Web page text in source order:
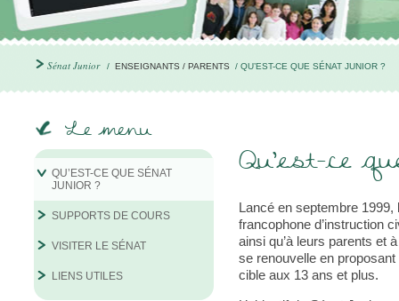
Sénat Junior / ENSEIGNANTS / PARENTS / QU’EST-CE QUE SÉNAT JUNIOR ?
Le menu
QU’EST-CE QUE SÉNAT
JUNIOR ?
SUPPORTS DE COURS
VISITER LE SÉNAT
LIENS UTILES
Qu’est-ce
Lancé en septembre
francophone d’instruction
ainsi qu’à leurs parents et
se renouvelle en
cible aux 13 ans et plus.